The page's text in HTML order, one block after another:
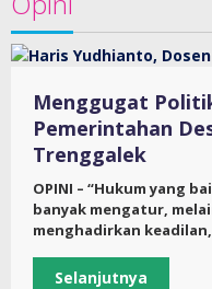
Menggugat
Pemerintahan
Trenggalek
OPINI – “Hukum yang
banyak mengatur,
menghadirkan
Selanjutnya